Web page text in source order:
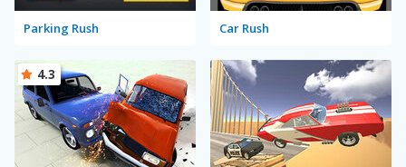
Parking Rush Car Rush
4.3